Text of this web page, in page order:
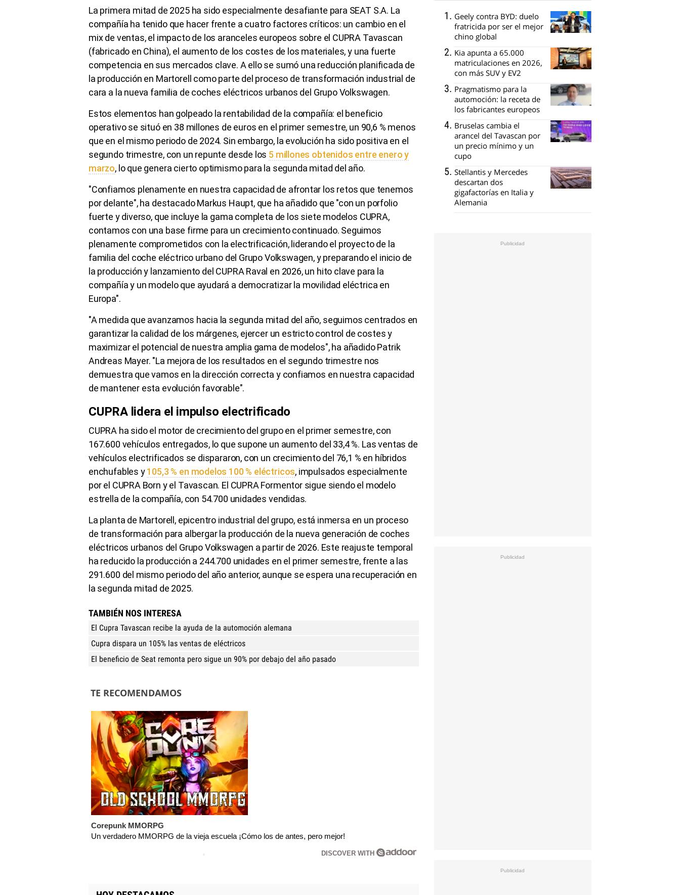
La primera mitad de 2025 ha sido especialmente desafiante para SEAT S.A. La
compañía ha tenido que hacer frente a cuatro factores críticos: un cambio en el
mix de ventas, el impacto de los aranceles europeos sobre el CUPRA Tavascan
(fabricado en China), el aumento de los costes de los materiales, y una fuerte
competencia en sus mercados clave. A ello se sumó una reducción planificada de
la producción en Martorell como parte del proceso de transformación industrial de
cara a la nueva familia de coches eléctricos urbanos del Grupo Volkswagen.
Estos elementos han golpeado la rentabilidad de la compañía: el beneficio
operativo se situó en 38 millones de euros en el primer semestre, un 90,6 % menos
que en el mismo periodo de 2024. Sin embargo, la evolución ha sido positiva en el
segundo trimestre, con un repunte desde los 5 millones obtenidos entre enero y
marzo, lo que genera cierto optimismo para la segunda mitad del año.
"Confiamos plenamente en nuestra capacidad de afrontar los retos que tenemos
por delante", ha destacado Markus Haupt, que ha añadido que "con un porfolio
fuerte y diverso, que incluye la gama completa de los siete modelos CUPRA,
contamos con una base firme para un crecimiento continuado. Seguimos
plenamente comprometidos con la electrificación, liderando el proyecto de la
familia del coche eléctrico urbano del Grupo Volkswagen, y preparando el inicio de
la producción y lanzamiento del CUPRA Raval en 2026, un hito clave para la
compañía y un modelo que ayudará a democratizar la movilidad eléctrica en
Europa".
"A medida que avanzamos hacia la segunda mitad del año, seguimos centrados en
garantizar la calidad de los márgenes, ejercer un estricto control de costes y
maximizar el potencial de nuestra amplia gama de modelos", ha añadido Patrik
Andreas Mayer. "La mejora de los resultados en el segundo trimestre nos
demuestra que vamos en la dirección correcta y confiamos en nuestra capacidad
de mantener esta evolución favorable".
CUPRA lidera el impulso electrificado
CUPRA ha sido el motor de crecimiento del grupo en el primer semestre, con
167.600 vehículos entregados, lo que supone un aumento del 33,4 %. Las ventas de
vehículos electrificados se dispararon, con un crecimiento del 76,1 % en híbridos
enchufables y105,3 % en modelos 100 % eléctricos, impulsados especialmente
por el CUPRA Born y el Tavascan. El CUPRA Formentor sigue siendo el modelo
estrella de la compañía, con 54.700 unidades vendidas.
La planta de Martorell, epicentro industrial del grupo, está inmersa en un proceso
de transformación para albergar la producción de la nueva generación de coches
eléctricos urbanos del Grupo Volkswagen a partir de 2026. Este reajuste temporal
ha reducido la producción a 244.700 unidades en el primer semestre, frente a las
291.600 del mismo periodo del año anterior, aunque se espera una recuperación en
la segunda mitad de 2025.
TAMBIÉN NOS INTERESA
El Cupra Tavascan recibe la ayuda de la automoción alemana
Cupra dispara un 105% las ventas de eléctricos
El beneficio de Seat remonta pero sigue un 90% por debajo del año pasado
TE RECOMENDAMOS
Corepunk MMORPG
Un verdadero MMORPG de la vieja escuela ¡Cómo los de antes, pero mejor!
DISCOVER WITH
Geely contra BYD: duelo
fratricida por ser el mejor
chino global
Kia apunta a 65.000
matriculaciones en 2026,
con más SUV y EV2
Pragmatismo para la
automoción: la receta de
los fabricantes europeos
Bruselas cambia el
arancel del Tavascan por
un precio mínimo y un
cupo
Stellantis y Mercedes
descartan dos
gigafactorías en Italia y
Alemania